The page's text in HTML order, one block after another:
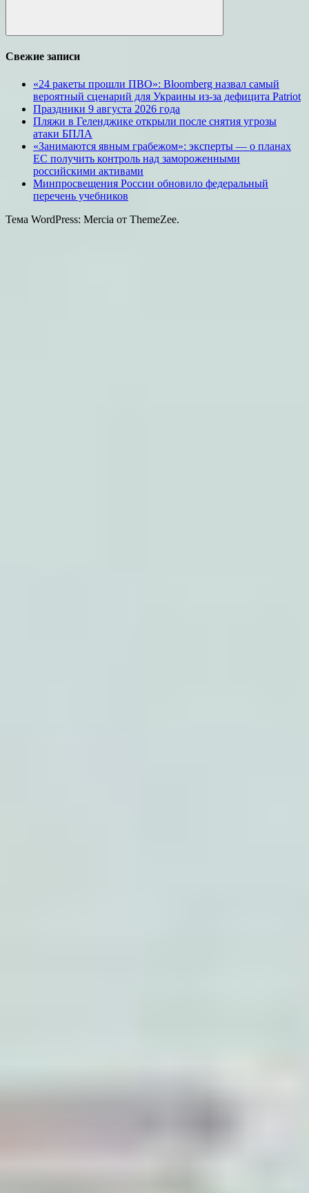
Поиск
Свежие записи
«24 ракеты прошли ПВО»: Bloomberg назвал самый
вероятный сценарий для Украины из-за дефицита Patriot
Праздники 9 августа 2026 года
Пляжи в Геленджике открыли после снятия угрозы
атаки БПЛА
«Занимаются явным грабежом»: эксперты — о планах
ЕС получить контроль над замороженными
российскими активами
Минпросвещения России обновило федеральный
перечень учебников
Тема WordPress: Mercia от ThemeZee.